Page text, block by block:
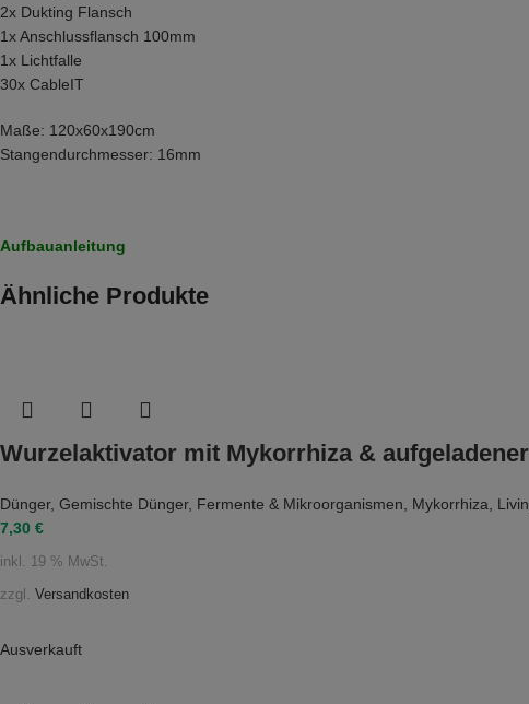
2x Dukting Flansch
1x Anschlussflansch 100mm
1x Lichtfalle
30x CableIT
Maße: 120x60x190cm
Stangendurchmesser: 16mm
Aufbauanleitung
Ähnliche Produkte
Wurzelaktivator mit Mykorrhiza &
Dünger, Gemischte Dünger, Fermente & Mikroorganismen Mykorrhiza
7,30 €
inkl. 19 % MwSt.
zzgl. Versandkosten
Ausverkauft